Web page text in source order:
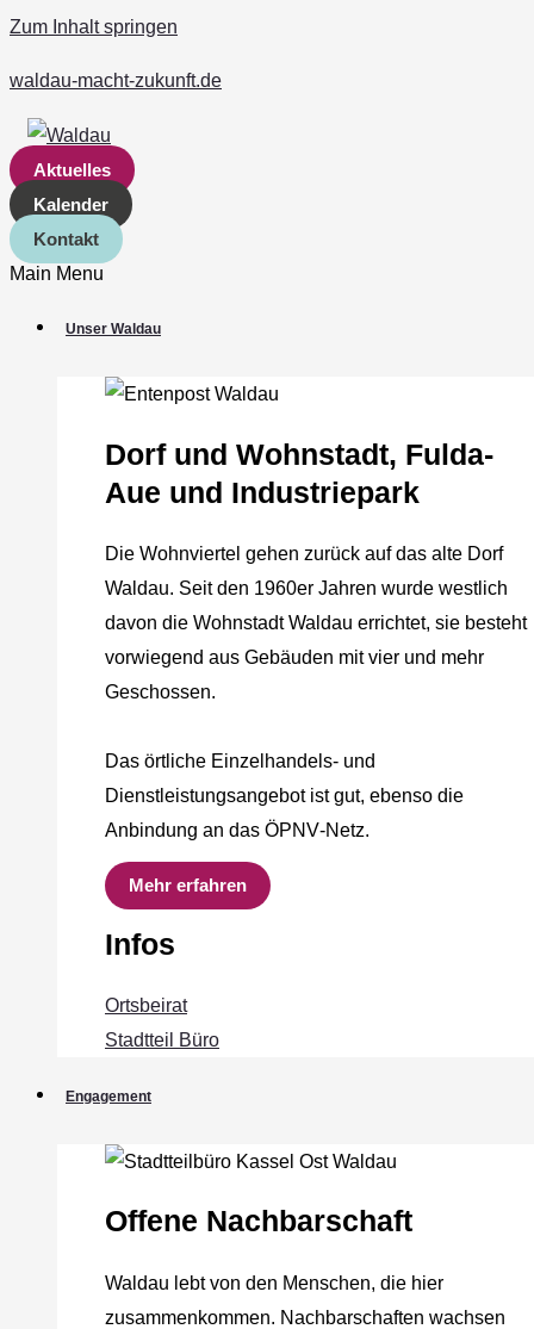
Zum Inhalt springen
waldau-macht-zukunft.de
Aktuelles
Kalender
Kontakt
Main Menu
Unser Waldau
Dorf und Wohnstadt, Fulda‐
Aue und Industriepark
Die Wohnviertel gehen zurück auf das alte Dorf
Waldau. Seit den 1960er Jahren wurde westlich
davon die Wohnstadt Waldau errichtet, sie besteht
vorwiegend aus Gebäuden mit vier und mehr
Geschossen.
Das örtliche Einzelhandels‐ und
Dienstleistungsangebot ist gut, ebenso die
Anbindung an das ÖPNV‐Netz.
Mehr erfahren
Infos
Ortsbeirat
Stadtteil Büro
Engagement
Offene Nachbarschaft
Waldau lebt von den Menschen, die hier
zusammenkommen. Nachbarschaften wachsen